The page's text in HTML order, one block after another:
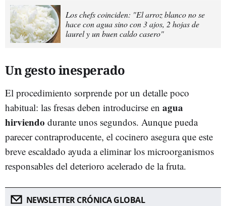
Los chefs coinciden: "El arroz blanco no se
hace con agua sino con 3 ajos, 2 hojas de
laurel y un buen caldo casero"
Un gesto inesperado
El procedimiento sorprende por un detalle poco
habitual: las fresas deben introducirse en agua
hirviendo durante unos segundos. Aunque pueda
parecer contraproducente, el cocinero asegura que este
breve escaldado ayuda a eliminar los microorganismos
responsables del deterioro acelerado de la fruta.
NEWSLETTER CRÓNICA GLOBAL